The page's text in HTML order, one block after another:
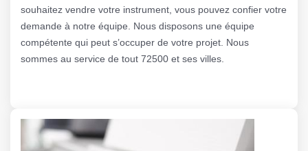
souhaitez vendre votre instrument, vous pouvez confier votre
demande à notre équipe. Nous disposons une équipe
compétente qui peut s’occuper de votre projet. Nous
sommes au service de tout 72500 et ses villes.